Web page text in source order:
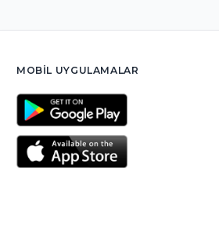
MOBIL UYGULAMALAR